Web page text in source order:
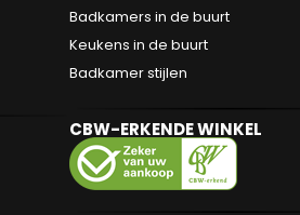
Badkamers in de buurt
Keukens in de buurt
Badkamer stijlen
CBW-ERKENDE WINKEL